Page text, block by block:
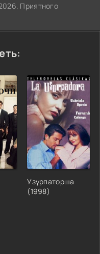
Приятного
Узурпаторша
(1998)